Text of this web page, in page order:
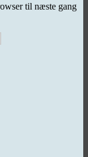
til næste gang